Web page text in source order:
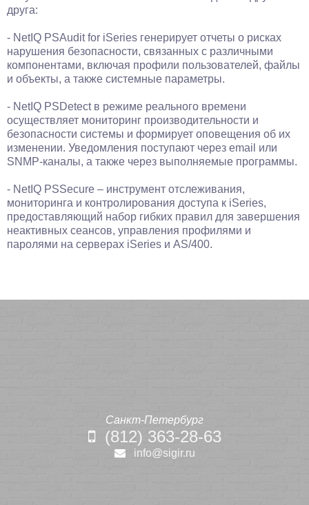
друга:
- NetIQ PSAudit for iSeries генерирует отчеты о рисках
нарушения безопасности, связанных с различными
компонентами, включая профили пользователей, файлы
и объекты, а также системные параметры.
- NetIQ PSDetect в режиме реального времени
осуществляет мониторинг производительности и
безопасности системы и формирует оповещения об их
изменении. Уведомления поступают через email или
SNMP-каналы, а также через выполняемые программы.
- NetIQ PSSecure – инструмент отслеживания,
мониторинга и контролирования доступа к iSeries,
предоставляющий набор гибких правил для завершения
неактивных сеансов, управления профилями и
паролями на серверах iSeries и AS/400.
Санкт-Петербург
(812) 363-28-63
info@sigir.ru